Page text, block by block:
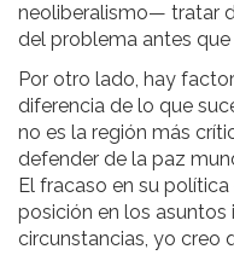
neoliberalismo— tratar
del problema antes
Por otro lado, hay
diferencia de lo que
no es la región más
defender de la paz
El fracaso en su
posición en los asuntos
circunstancias, yo creo